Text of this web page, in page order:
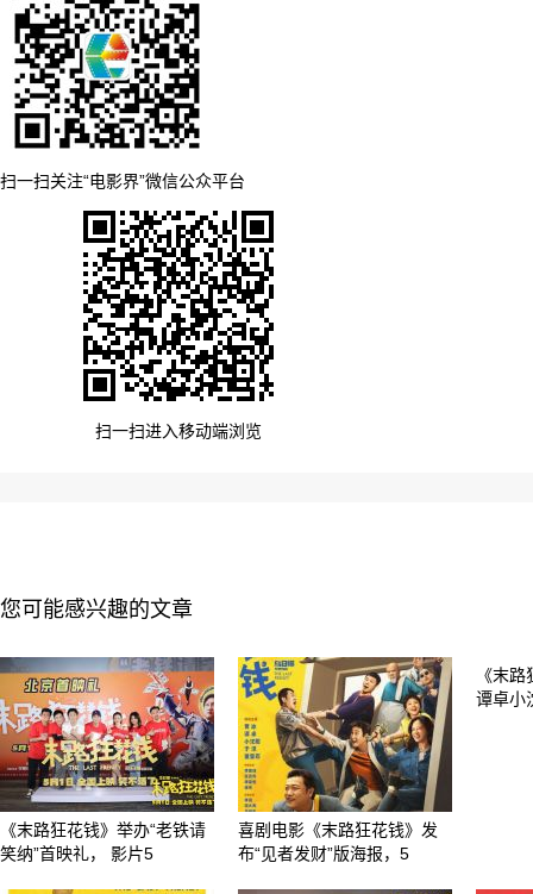
扫一扫关注“电影界”微信公众平台
扫一扫进入移动端浏览
您可能感兴趣的文章
《末路狂花钱》举办“老铁请
笑纳”首映礼， 影片5
喜剧电影《末路狂花钱》发
布“见者发财”版海报，5
《末
谭卓小